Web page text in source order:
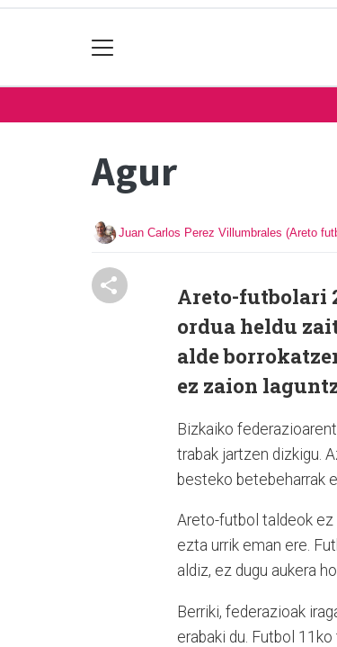
Agur
Juan Carlos Perez Villumbrales (Areto
Areto-futbolari
ordua heldu
alde
ez zaion
Bizkaiko
trabak jartzen dizkigu.
besteko betebeharrak
Areto-futbol taldeok ez
ezta urrik eman ere.
aldiz, ez dugu aukera
Berriki, federazioak
erabaki du. Futbol